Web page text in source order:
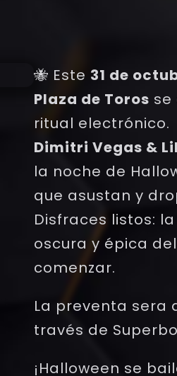
🐝 Este 31 de
Plaza de Toros se
ritual electrónico.
Dimitri Vegas &
la noche de
que asustan y
Disfraces listos:
oscura y épica
comenzar.
La preventa sera
través de
¡Halloween se